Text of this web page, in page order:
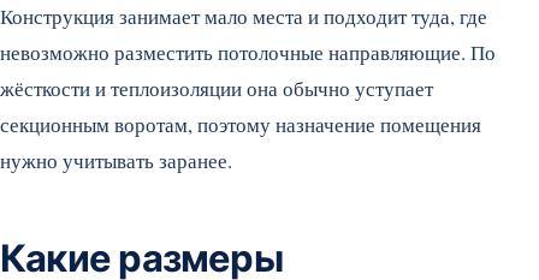
Конструкция занимает мало места и подходит туда, где
невозможно разместить потолочные направляющие. По
жёсткости и теплоизоляции она обычно уступает
секционным воротам, поэтому назначение помещения
нужно учитывать заранее.
Какие размеры